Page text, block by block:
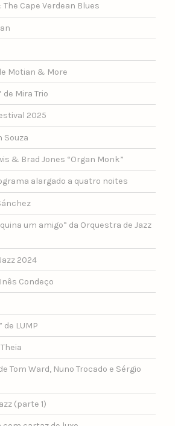
The Cape Verdean Blues
Motian & More
de Mira Trio
2025
Souza
& Brad Jones “Organ Monk”
alargado a quatro noites
um amigo” da Orquestra de Jazz
2024
Condeço
de LUMP
Tom Ward, Nuno Trocado e Sérgio
(parte 1)